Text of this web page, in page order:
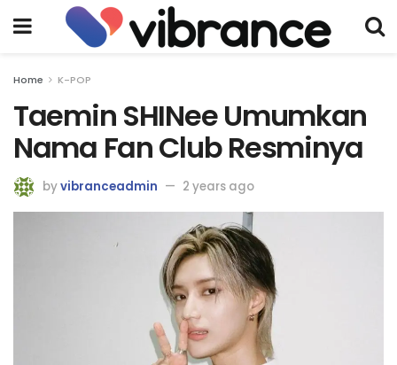
Home K-POP
Taemin SHINee Umumkan
Nama Fan Club Resminya
byvibranceadmin 2 years ago